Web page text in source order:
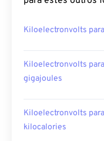
Kiloelectronvolts
Kiloelectronvolts para
gigajoules
Kiloelectronvolts para
kilocalories